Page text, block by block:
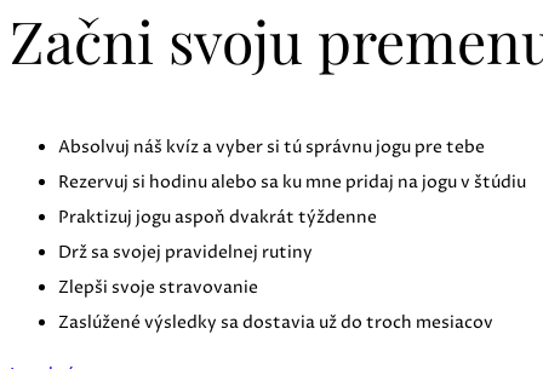
Začni svoju
Absolvuj náš kvíz a vyber si tú správnu jogu pre tebe
Rezervuj si hodinu alebo sa ku mne pridaj na jogu v štúdiu
Praktizuj jogu aspoň dvakrát týždenne
Drž sa svojej pravidelnej rutiny
Zlepši svoje stravovanie
Zaslúžené výsledky sa dostavia už do troch mesiacov